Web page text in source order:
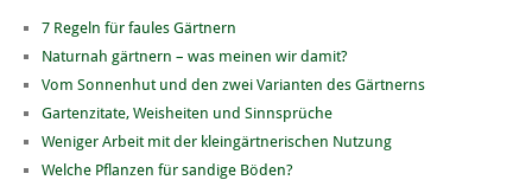
7 Regeln für faules Gärtnern
Naturnah gärtnern – was meinen wir damit?
Vom Sonnenhut und den zwei Varianten des Gärtnerns
Gartenzitate, Weisheiten und Sinnsprüche
Weniger Arbeit mit der kleingärtnerischen Nutzung
Welche Pflanzen für sandige Böden?